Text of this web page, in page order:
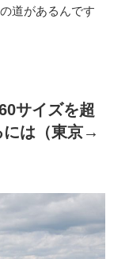
道があるんです
サイズを超
には（東京→